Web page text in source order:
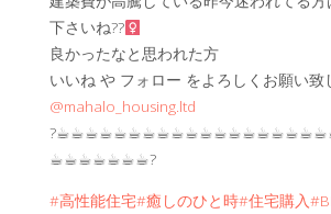
下さいね??‍
良かったなと思われた方
いいね や フォロー をよろしくお願い致
@mahalo_housing.ltd
☕︎☕︎☕︎☕︎☕︎☕︎☕︎?
#高性能住宅#癒しのひと時#住宅購入